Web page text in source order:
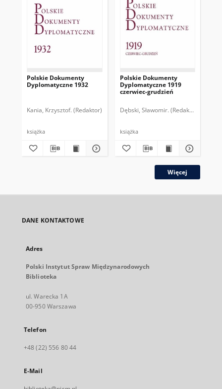
Polskie Dokumenty
Dyplomatyczne 1932
Kania, Krzysztof. (Redaktor)
książka
Polskie Dokumenty
Dyplomatyczne 1919
czerwiec-grudzień
Dębski, Sławomir. (Redaktor)
książka
Więcej
DANE KONTAKTOWE
Adres
Polski Instytut Spraw Międzynarodowych
Biblioteka
ul. Warecka 1A
00-950 Warszawa
Telefon
+48 (22) 556 80 44
E-Mail